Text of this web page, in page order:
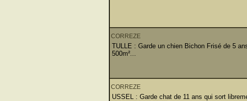
CORREZE
TULLE : Garde un chien Bichon Frisé de 5
500m²...
CORREZE
USSEL : Garde chat de 11 ans qui sort